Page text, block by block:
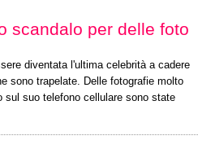
scandalo per delle foto
diventata l'ultima celebrità a cadere
sono trapelate. Delle fotografie molto
sul suo telefono cellulare sono state